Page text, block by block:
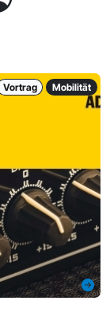
Vortrag Mobilität